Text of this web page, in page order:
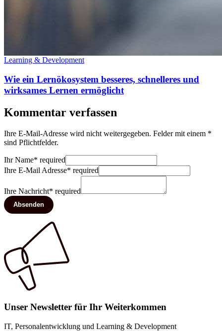
Learning & Development
Wie ein Lernökosystem besseres, schnelleres und
wirksames Lernen ermöglicht
Kommentar verfassen
Ihre E-Mail-Adresse wird nicht weitergegeben. Felder mit einem *
sind Pflichtfelder.
Ihr Name* required
Ihre E-Mail Adresse* required
Ihre Nachricht* required
Absenden
Unser Newsletter für Ihr Weiterkommen
IT, Personalentwicklung und Learning & Development